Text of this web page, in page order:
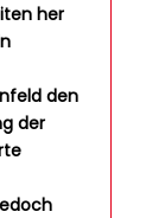
her
den
der